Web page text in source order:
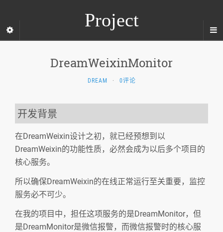
Project
DreamWeixinMonitor
DREAM · 0评论
开发背景
在DreamWeixin设计之初，就已经预想到以
DreamWeixin的功能性质，必然会成为以后多个项目的
核心服务。
所以确保DreamWeixin的在线正常运行至关重要，监控
服务必不可少。
在我的项目中，担任这项服务的是DreamMonitor，但
是DreamMonitor是微信报警，而微信报警时的核心服